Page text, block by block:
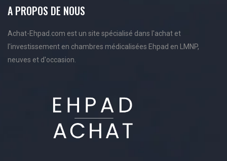
A PROPOS DE NOUS
Achat-Ehpad.com est un site spécialisé dans l'achat et
l'investissement en chambres médicalisées Ehpad en LMNP,
neuves et d'occasion.